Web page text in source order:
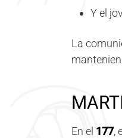
Y el
La
En el 177,